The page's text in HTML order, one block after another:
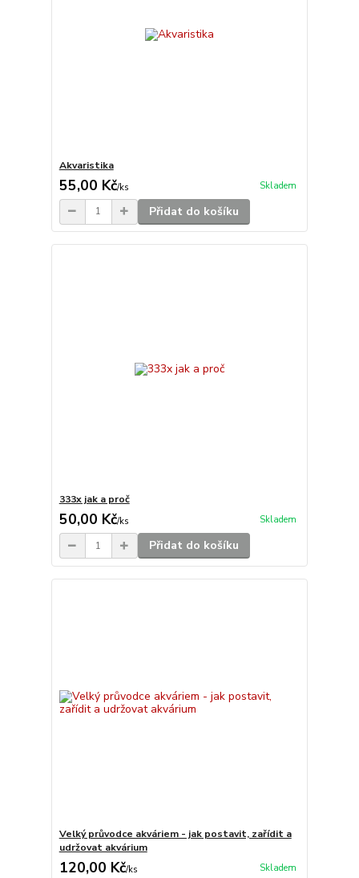
Akvaristika
55,00 Kč/ks Skladem
Přidat do košíku
333x jak a proč
50,00 Kč/ks Skladem
Přidat do košíku
Velký průvodce akváriem - jak postavit, zařídit a
udržovat akvárium
120,00 Kč/ks Skladem